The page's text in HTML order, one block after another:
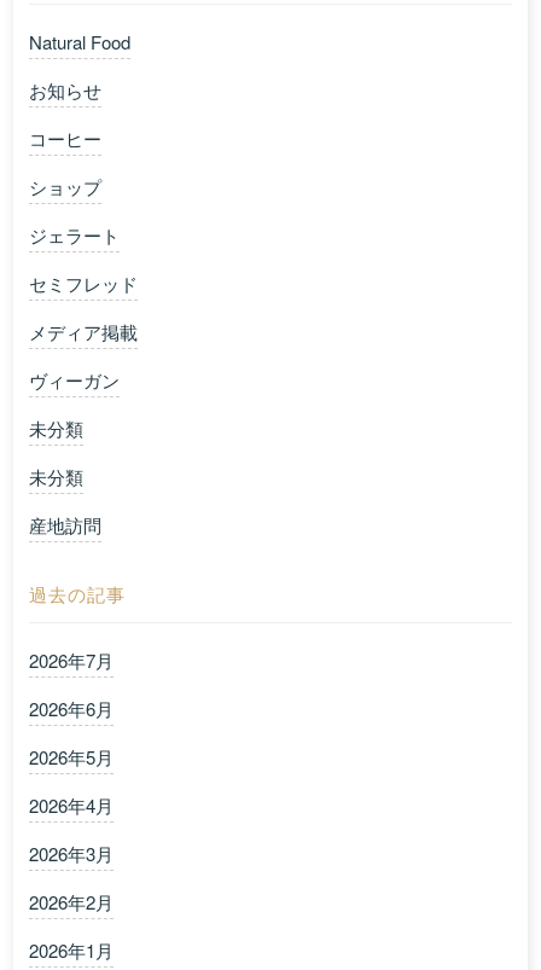
Natural Food
お知らせ
コーヒー
ショップ
ジェラート
セミフレッド
メディア掲載
ヴィーガン
未分類
未分類
産地訪問
過去の記事
2026年7月
2026年6月
2026年5月
2026年4月
2026年3月
2026年2月
2026年1月